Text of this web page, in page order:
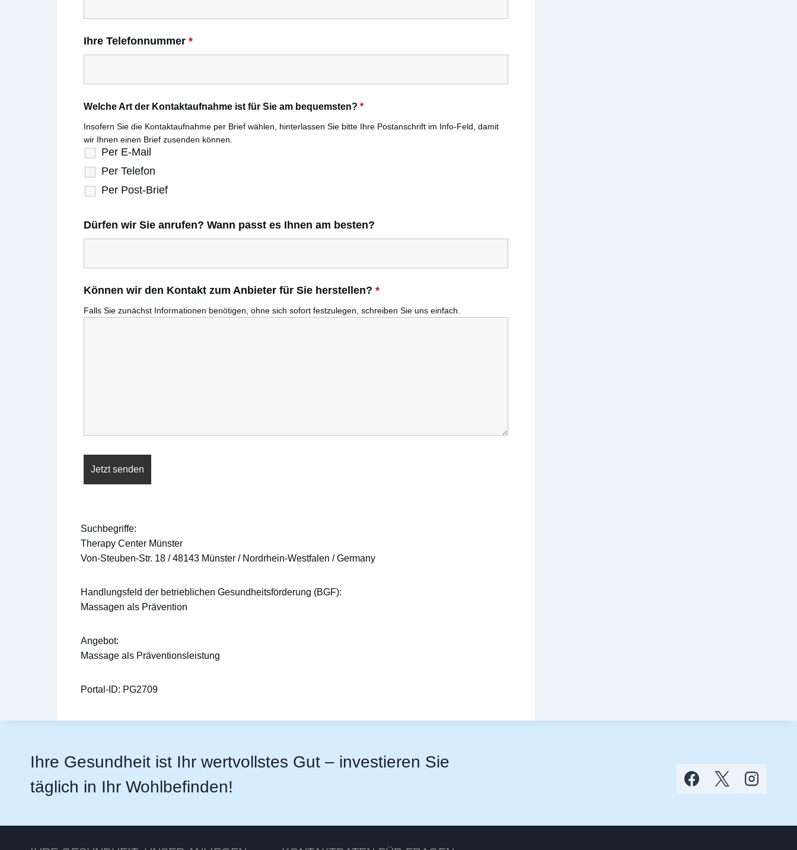
Ihre Telefonnummer *
Welche Art der Kontaktaufnahme ist für Sie am bequemsten? *
Per E-Mail
Per Telefon
Per Post-Brief
Insofern Sie die Kontaktaufnahme per Brief wählen, hinterlassen Sie bitte Ihre Postanschrift im Info-Feld, damit
wir Ihnen einen Brief zusenden können.
Dürfen wir Sie anrufen? Wann passt es Ihnen am besten?
Können wir den Kontakt zum Anbieter für Sie herstellen? *
Falls Sie zunächst Informationen benötigen, ohne sich sofort festzulegen, schreiben Sie uns einfach.
Suchbegriffe:
Therapy Center Münster
Von-Steuben-Str. 18 / 48143 Münster / Nordrhein-Westfalen / Germany
Handlungsfeld der betrieblichen Gesundheitsförderung (BGF):
Massagen als Prävention
Angebot:
Massage als Präventionsleistung
Portal-ID: PG2709
Ihre Gesundheit ist Ihr wertvollstes Gut – investieren Sie
täglich in Ihr Wohlbefinden!